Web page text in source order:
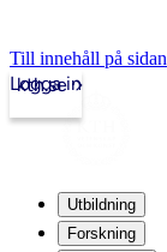
Till innehåll på sidan
kth.se
Logga in
Utbildning
Forskning